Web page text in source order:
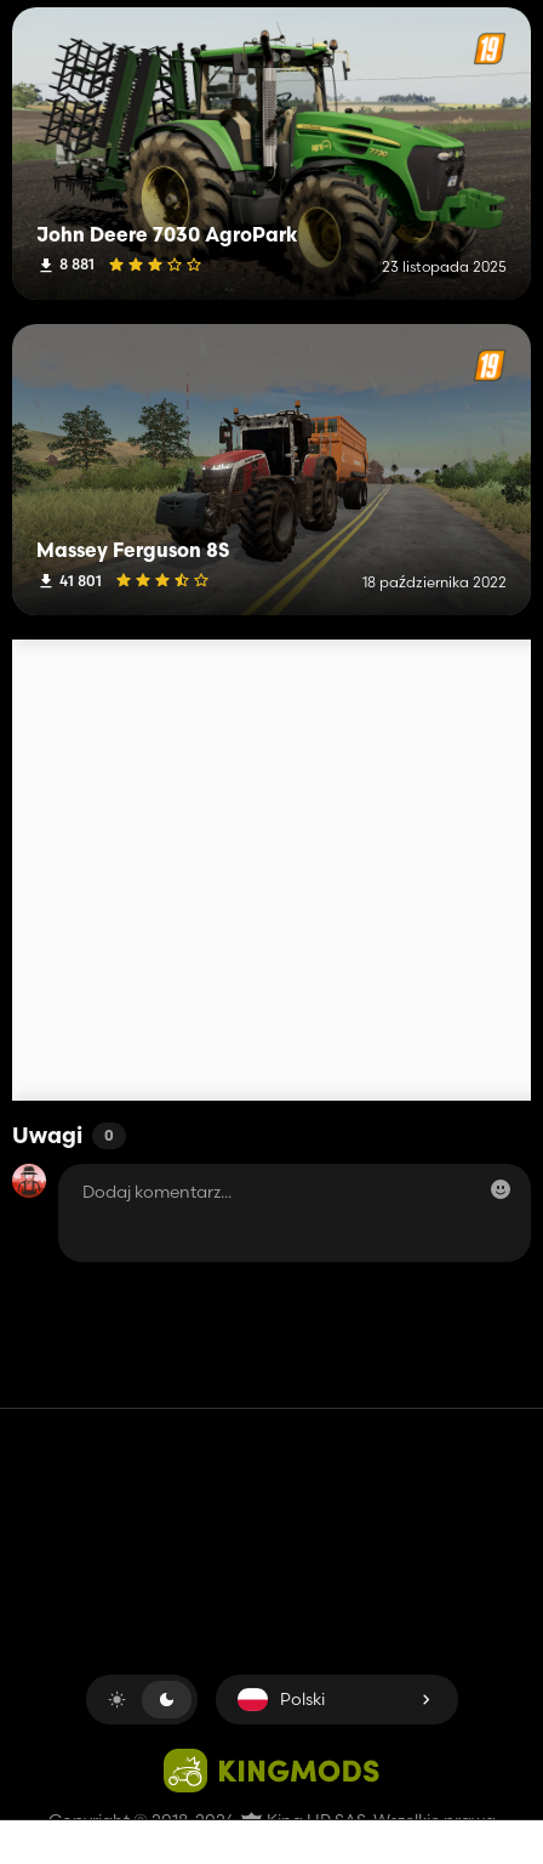
John Deere 7030 AgroPark
8 881 23 listopada 2025
Massey Ferguson 8S
41 801 18 października 2022
Uwagi 0
Copyright © 2018-2026 King UP SAS. Wszelkie prawa
Polski